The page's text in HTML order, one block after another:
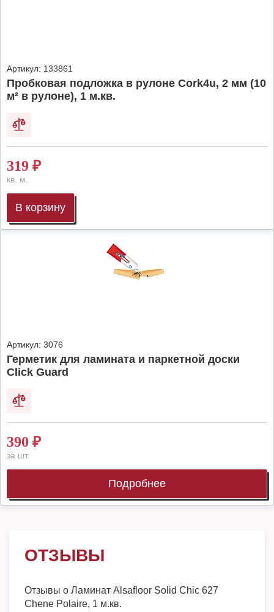
Артикул: 133861
Пробковая подложка в рулоне Cork4u, 2 мм (10
м² в рулоне), 1 м.кв.
319 ₽
кв. м.
В корзину
Артикул: 3076
Герметик для ламината и паркетной доски
Click Guard
390 ₽
за шт.
Подробнее
ОТЗЫВЫ
Отзывы о Ламинат Alsafloor Solid Chic 627
Chene Polaire, 1 м.кв.